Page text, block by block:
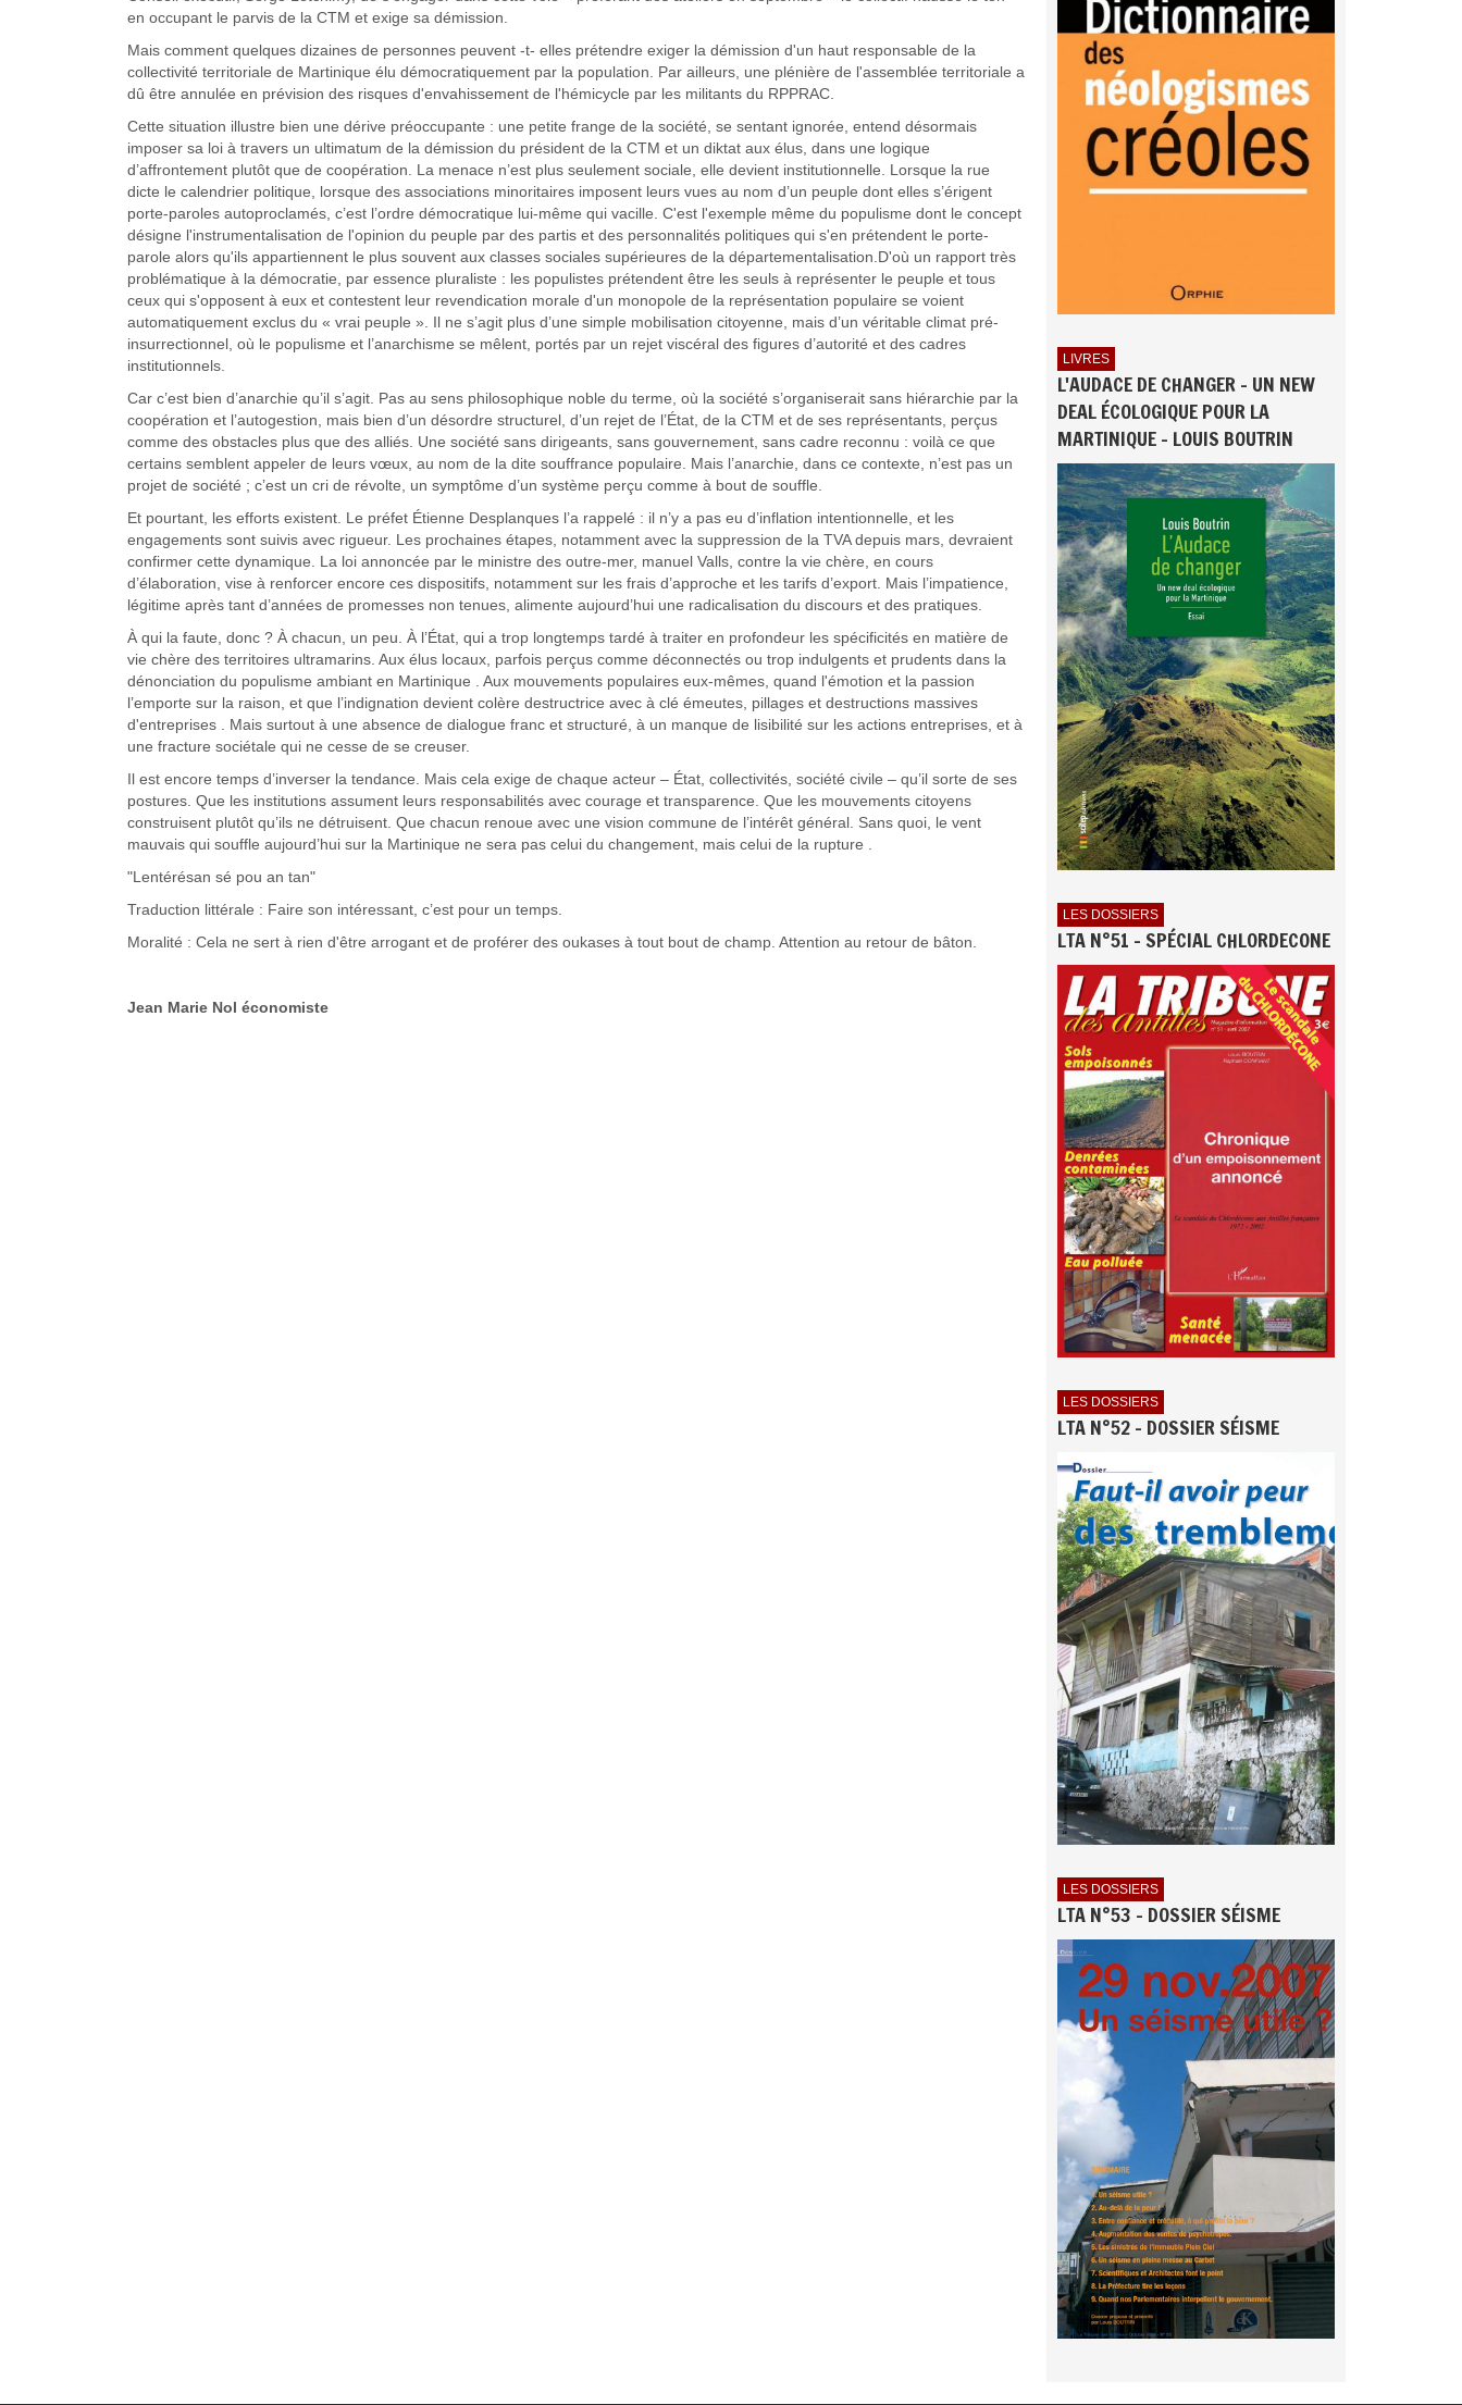
en occupant le parvis de la CTM et exige sa démission.
Mais comment quelques dizaines de personnes peuvent -t- elles prétendre exiger la démission d'un haut responsable de la
collectivité territoriale de Martinique élu démocratiquement par la population. Par ailleurs, une plénière de l'assemblée territoriale a
dû être annulée en prévision des risques d'envahissement de l'hémicycle par les militants du RPPRAC.
Cette situation illustre bien une dérive préoccupante : une petite frange de la société, se sentant ignorée, entend désormais
imposer sa loi à travers un ultimatum de la démission du président de la CTM et un diktat aux élus, dans une logique
d’affrontement plutôt que de coopération. La menace n’est plus seulement sociale, elle devient institutionnelle. Lorsque la rue
dicte le calendrier politique, lorsque des associations minoritaires imposent leurs vues au nom d’un peuple dont elles s’érigent
porte-paroles autoproclamés, c’est l’ordre démocratique lui-même qui vacille. C'est l'exemple même du populisme dont le concept
désigne l'instrumentalisation de l'opinion du peuple par des partis et des personnalités politiques qui s'en prétendent le porte-
parole alors qu'ils appartiennent le plus souvent aux classes sociales supérieures de la départementalisation.D'où un rapport très
problématique à la démocratie, par essence pluraliste : les populistes prétendent être les seuls à représenter le peuple et tous
ceux qui s'opposent à eux et contestent leur revendication morale d'un monopole de la représentation populaire se voient
automatiquement exclus du « vrai peuple ». Il ne s’agit plus d’une simple mobilisation citoyenne, mais d’un véritable climat pré-
insurrectionnel, où le populisme et l’anarchisme se mêlent, portés par un rejet viscéral des figures d’autorité et des cadres
institutionnels.
Car c’est bien d’anarchie qu’il s’agit. Pas au sens philosophique noble du terme, où la société s’organiserait sans hiérarchie par la
coopération et l’autogestion, mais bien d’un désordre structurel, d’un rejet de l’État, de la CTM et de ses représentants, perçus
comme des obstacles plus que des alliés. Une société sans dirigeants, sans gouvernement, sans cadre reconnu : voilà ce que
certains semblent appeler de leurs vœux, au nom de la dite souffrance populaire. Mais l’anarchie, dans ce contexte, n’est pas un
projet de société ; c’est un cri de révolte, un symptôme d’un système perçu comme à bout de souffle.
Et pourtant, les efforts existent. Le préfet Étienne Desplanques l’a rappelé : il n’y a pas eu d’inflation intentionnelle, et les
engagements sont suivis avec rigueur. Les prochaines étapes, notamment avec la suppression de la TVA depuis mars, devraient
confirmer cette dynamique. La loi annoncée par le ministre des outre-mer, manuel Valls, contre la vie chère, en cours
d’élaboration, vise à renforcer encore ces dispositifs, notamment sur les frais d’approche et les tarifs d’export. Mais l’impatience,
légitime après tant d’années de promesses non tenues, alimente aujourd’hui une radicalisation du discours et des pratiques.
À qui la faute, donc ? À chacun, un peu. À l’État, qui a trop longtemps tardé à traiter en profondeur les spécificités en matière de
vie chère des territoires ultramarins. Aux élus locaux, parfois perçus comme déconnectés ou trop indulgents et prudents dans la
dénonciation du populisme ambiant en Martinique . Aux mouvements populaires eux-mêmes, quand l'émotion et la passion
l’emporte sur la raison, et que l’indignation devient colère destructrice avec à clé émeutes, pillages et destructions massives
d'entreprises . Mais surtout à une absence de dialogue franc et structuré, à un manque de lisibilité sur les actions entreprises, et à
une fracture sociétale qui ne cesse de se creuser.
Il est encore temps d’inverser la tendance. Mais cela exige de chaque acteur – État, collectivités, société civile – qu’il sorte de ses
postures. Que les institutions assument leurs responsabilités avec courage et transparence. Que les mouvements citoyens
construisent plutôt qu’ils ne détruisent. Que chacun renoue avec une vision commune de l’intérêt général. Sans quoi, le vent
mauvais qui souffle aujourd’hui sur la Martinique ne sera pas celui du changement, mais celui de la rupture .
"Lentérésan sé pou an tan"
Traduction littérale : Faire son intéressant, c’est pour un temps.
Moralité : Cela ne sert à rien d'être arrogant et de proférer des oukases à tout bout de champ. Attention au retour de bâton.
Jean Marie Nol économiste
LIVRES
L'AUDACE DE CHANGER - UN NEW
DEAL ÉCOLOGIQUE POUR LA
MARTINIQUE - LOUIS BOUTRIN
LES DOSSIERS
LTA N°51 - SPÉCIAL CHLORDECONE
LES DOSSIERS
LTA N°52 - DOSSIER SÉISME
LES DOSSIERS
LTA N°53 - DOSSIER SÉISME